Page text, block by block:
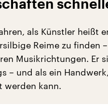
als Künstler heißt
Reime zu finden
Musikrichtungen. Er
– und als ein
werden kann.